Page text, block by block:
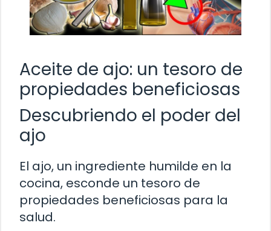
Aceite de ajo: un tesoro de
propiedades beneficiosas
Descubriendo el poder del
ajo
El ajo, un ingrediente humilde en la
cocina, esconde un tesoro de
propiedades beneficiosas para la
salud.